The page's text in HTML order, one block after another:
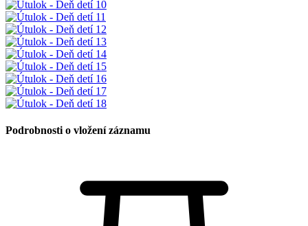
Podrobnosti o vložení záznamu